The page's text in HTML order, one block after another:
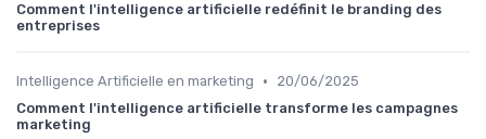
Comment l'intelligence artificielle redéfinit le branding des
entreprises
Intelligence Artificielle en marketing •
20/06/2025
Comment l'intelligence artificielle transforme les campagnes
marketing